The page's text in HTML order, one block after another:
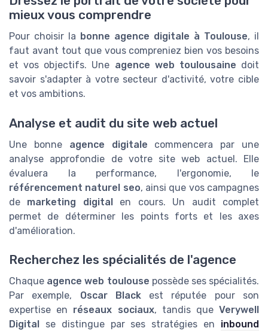
mieux vous comprendre
Pour choisir la bonne agence digitale à Toulouse, il
faut avant tout que vous compreniez bien vos besoins
et vos objectifs. Une agence web toulousaine doit
savoir s'adapter à votre secteur d'activité, votre cible
et vos ambitions.
Analyse et audit du site web actuel
Une bonne agence digitale commencera par une
analyse approfondie de votre site web actuel. Elle
évaluera la performance, l'ergonomie, le
référencement naturel seo, ainsi que vos campagnes
de marketing digitalen cours. Un audit complet
permet de déterminer les points forts et les axes
d'amélioration.
Recherchez les spécialités de l'agence
Chaque agence web toulouse possède ses spécialités.
Par exemple, Oscar Blackest réputée pour son
expertise en réseaux sociaux, tandis queVerywell
Digital se distingue par ses stratégies en inbound